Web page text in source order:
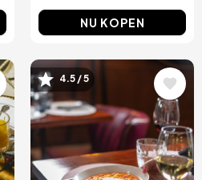
NU KOPEN
Afbeelding
4.5 / 5